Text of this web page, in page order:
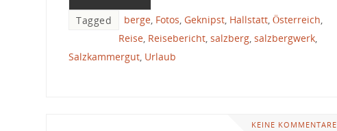
Tagged berge Fotos Geknipst Hallstatt Österreich
Reise Reisebericht salzberg salzbergwerk
Salzkammergut Urlaub
KEINE KOMMENTARE